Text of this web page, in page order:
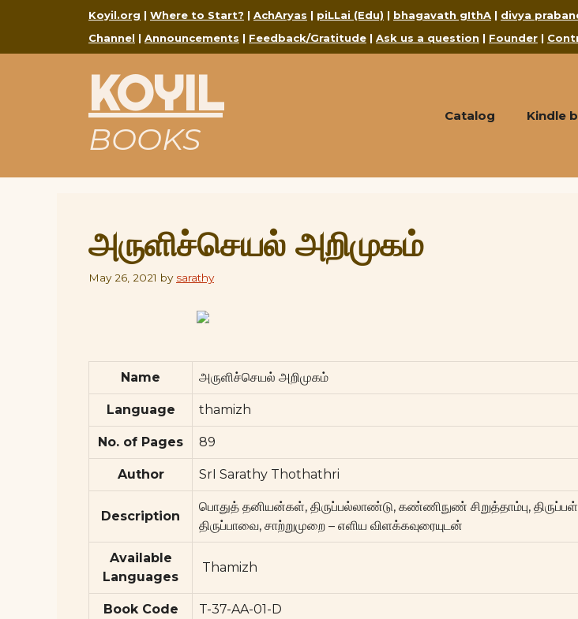
Koyil.org | Where to Start? | AchAryas | piLLai (Edu) | bhagavath gIthA | divya
Channel | Announcements | Feedback/Gratitude | Ask us a question | Founder |
KOYIL
BOOKS
Catalog Kindle
அருளிச்செயல் அறிமுகம்
May 26, 2021 by sarathy
Name அருளிச்செயல் அறிமுகம்
Language thamizh
No. of Pages 89
Author SrI Sarathy Thothathri
Description
பொதுத் தனியன்கள், திருப்பல்லாண்டு, கண்ணிநுண் சிறுத்தாம்பு,
திருப்பாவை, சாற்றுமுறை – எளிய விளக்கவுரையுடன்
Available
Languages
Thamizh
Book Code T-37-AA-01-D